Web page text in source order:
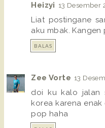
Heizyi 13 Desember
Liat postingane
aku mbak.
BALAS
Zee Vorte 13
doi ku kalo jalan
korea karena
pop haha